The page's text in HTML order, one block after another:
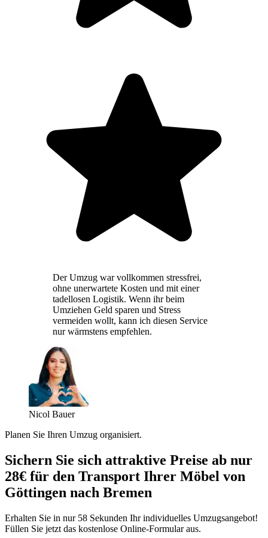
Der Umzug war vollkommen stressfrei,
ohne unerwartete Kosten und mit einer
tadellosen Logistik. Wenn ihr beim
Umziehen Geld sparen und Stress
vermeiden wollt, kann ich diesen Service
nur wärmstens empfehlen.
Nicol Bauer
Planen Sie Ihren Umzug organisiert.
Sichern Sie sich attraktive Preise ab nur
28€ für den Transport Ihrer Möbel von
Göttingen nach Bremen
Erhalten Sie in nur 58 Sekunden Ihr individuelles Umzugsangebot!
Füllen Sie jetzt das kostenlose Online-Formular aus.